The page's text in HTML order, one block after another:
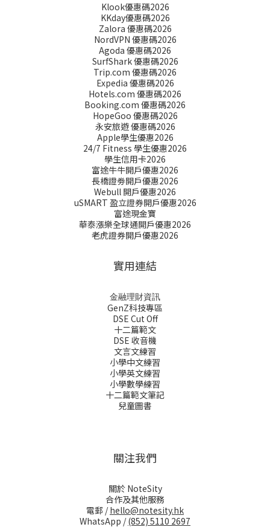
Klook優惠碼2026
KKday優惠碼2026
Zalora 優惠碼2026
NordVPN 優惠碼2026
Agoda 優惠碼2026
SurfShark 優惠碼2026
Trip.com 優惠碼2026
Expedia 優惠碼2026
Hotels.com 優惠碼2026
Booking.com 優惠碼2026
HopeGoo 優惠碼2026
永安旅遊 優惠碼2026
Apple學生優惠2026
24/7 Fitness 學生優惠2026
學生信用卡2026
富途牛牛開戶優惠2026
長橋證劵開戶優惠2026
Webull 開戶優惠2026
uSMART 盈立證券開戶優惠2026
富途現金寶
華泰漲樂全球通開戶優惠2026
老虎證券開戶優惠2026
實用連結
金融理財資訊
GenZ科技專區
DSE Cut Off
十二篇範文
DSE 收音機
文言文練習
小學中文練習
小學英文練習
小學數學練習
十二篇範文筆記
兒童圖書
關注我們
關於 NoteSity
合作及其他服務
電郵 /hello@notesity.hk
WhatsApp /(852) 5110 2697